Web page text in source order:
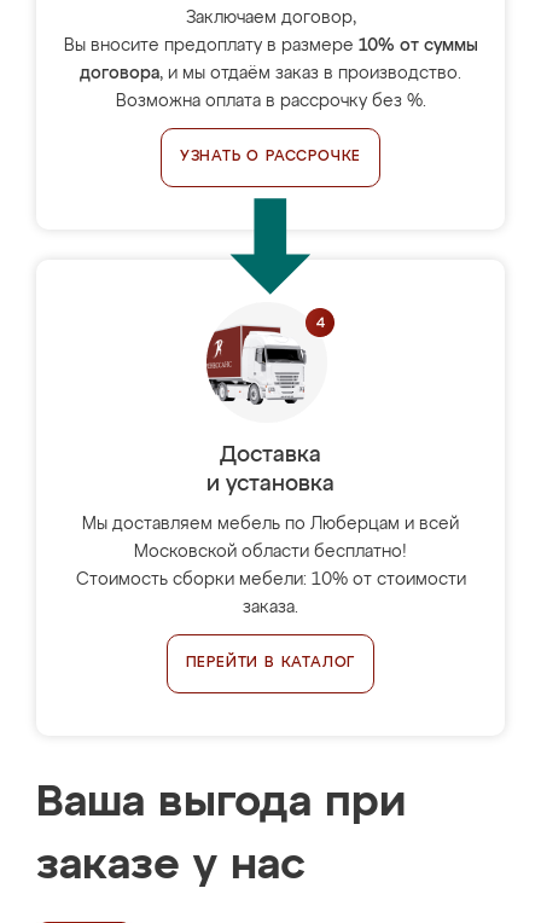
Заключаем договор,
Вы вносите предоплату в размере 10% от суммы
договора, и мы отдаём заказ в производство.
Возможна оплата в рассрочку без %.
УЗНАТЬ О РАССРОЧКЕ
Доставка
и установка
Мы доставляем мебель по Люберцам и всей
Московской области бесплатно!
Стоимость сборки мебели: 10% от стоимости
заказа.
ПЕРЕЙТИ В КАТАЛОГ
Ваша выгода при
заказе у нас